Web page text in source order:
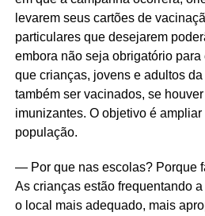
levarem seus cartões de
particulares que desejarem
embora não seja obrigatório
que crianças, jovens e adultos
também ser vacinados, se
imunizantes. O objetivo é
população.
— Por que nas escolas? Porque
As crianças estão frequentando
o local mais adequado, mais